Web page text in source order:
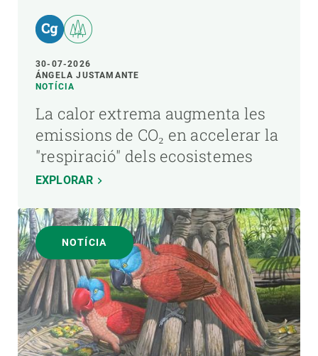
30-07-2026
ÁNGELA JUSTAMANTE
NOTÍCIA
La calor extrema augmenta les
emissions de CO₂ en accelerar la
"respiració" dels ecosistemes
EXPLORAR
NOTÍCIA